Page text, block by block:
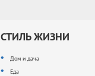
СТИЛЬ ЖИЗНИ
Дом и дача
Еда